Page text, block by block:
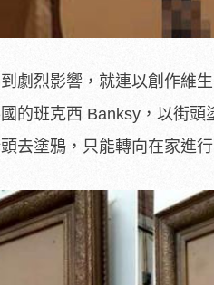
劇烈影響，就連以創作維
的班克西 Banksy，以街頭
去塗鴉，只能轉向在家進